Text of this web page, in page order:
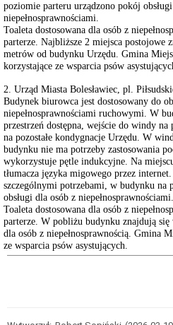
Oświadczenia
Rady
Miasta
Bolesławiec
Młodzieżowa
Rada
Miasta
Bolesławiec
Bolesławiecka
Rada
Seniorów
Rejestr
aktów
prawa
miejscowego
Rejestr
aktów
prawa
miejscowego
Gminy
Miejskiej
poziomie parteru urządzono pokój
niepełnosprawnościami.
Toaleta dostosowana dla osób z
parterze. Najbliższe 2 miejsca postojowe
metrów od budynku Urzędu. Gmina
korzystające ze wsparcia psów
2. Urząd Miasta Bolesławiec, pl.
Budynek biurowca jest dostosowany do
niepełnosprawnościami ruchowymi. W
przestrzeń dostępna, wejście do windy
na pozostałe kondygnacje Urzędu. W
budynku nie ma potrzeby zastosowania
wykorzystuje pętle indukcyjne. Na
tłumacza języka migowego przez
szczególnymi potrzebami, w budynku na
obsługi dla osób z niepełnosprawnościami.
Toaleta dostosowana dla osób z
parterze. W pobliżu budynku znajdują się
dla osób z niepełnosprawnością. Gmina
ze wsparcia psów asystujących.